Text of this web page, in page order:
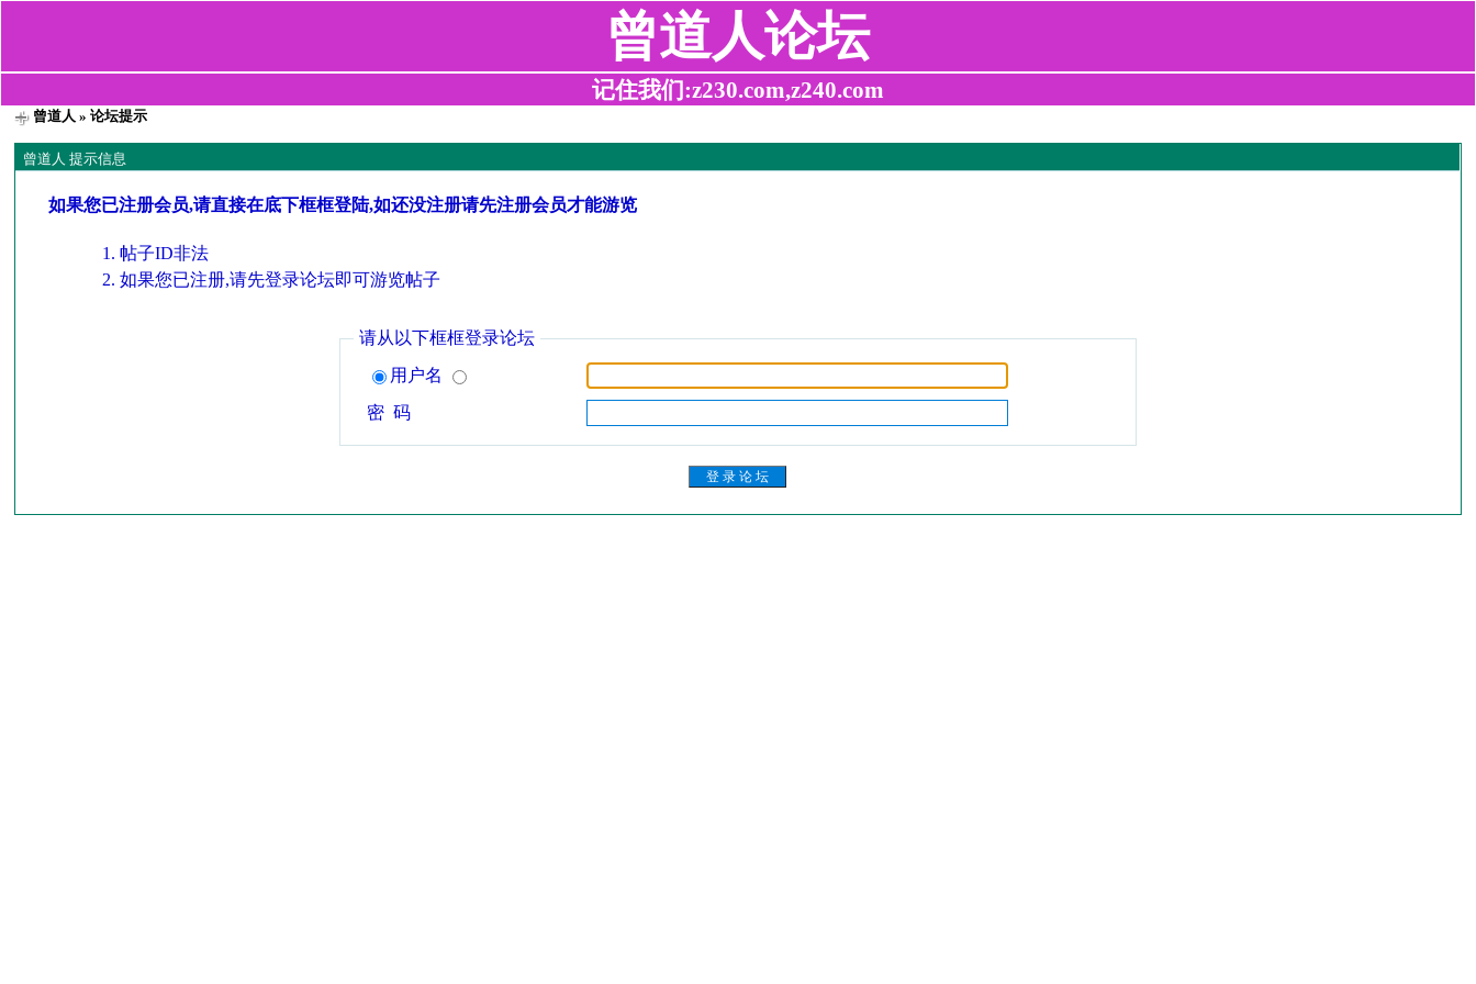
曾道人论坛
记住我们:z230.com,z240.com
曾道人 » 论坛提示
曾道人 提示信息
如果您已注册会员,请直接在底下框框登陆,如还没注册请先注册会员才能游览
帖子ID非法
如果您已注册,请先登录论坛即可游览帖子
请从以下框框登录论坛
用户名
密 码